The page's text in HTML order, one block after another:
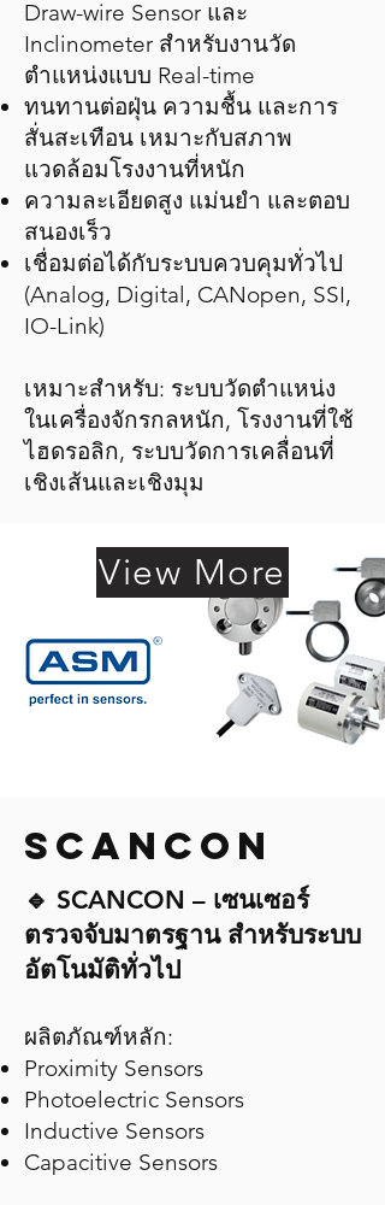
Draw-wire Sensor และ
Inclinometer สำหรับงานวัด
ตำแหน่งแบบ Real-time
ทนทานต่อฝุ่น ความชื้น และการ
สั่นสะเทือน เหมาะกับสภาพ
แวดล้อมโรงงานที่หนัก
ความละเอียดสูง แม่นยำ และตอบ
สนองเร็ว
เชื่อมต่อได้กับระบบควบคุมทั่วไป
(Analog, Digital, CANopen, SSI,
IO-Link)
เหมาะสำหรับ: ระบบวัดตำแหน่ง
ในเครื่องจักรกลหนัก, โรงงานที่ใช้
ไฮดรอลิก, ระบบวัดการเคลื่อนที่
เชิงเส้นและเชิงมุม
View More
SCANcON
🔹 SCANCON – เซนเซอร์
ตรวจจับมาตรฐาน สำหรับระบบ
อัตโนมัติทั่วไป
ผลิตภัณฑ์หลัก:
Proximity Sensors
Photoelectric Sensors
Inductive Sensors
Capacitive Sensors